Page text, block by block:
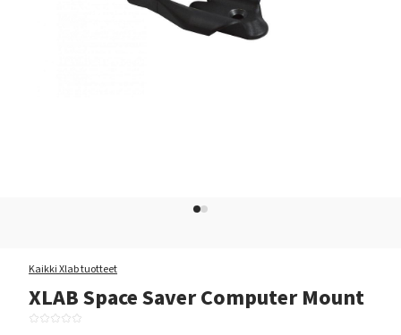
Kaikki Xlab tuotteet
XLAB Space Saver Computer Mount